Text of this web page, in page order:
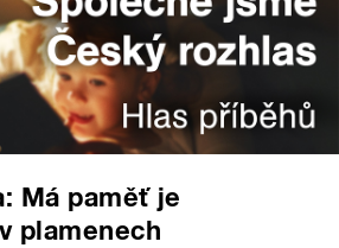
Má paměť je
plamenech